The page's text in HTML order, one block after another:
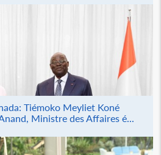
Tiémoko Meyliet Koné
Ministre des Affaires é...